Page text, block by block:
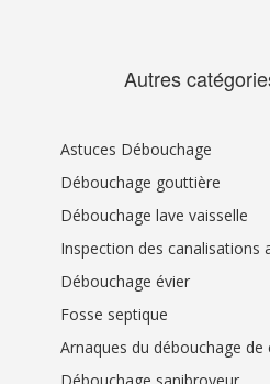
Autres
Astuces Débouchage
Débouchage gouttière
Débouchage lave vaisselle
Inspection des canalisations
Débouchage évier
Fosse septique
Arnaques du débouchage de